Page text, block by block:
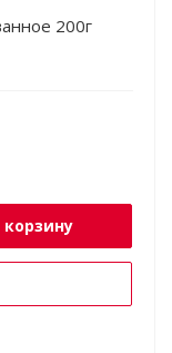
200г
корзину